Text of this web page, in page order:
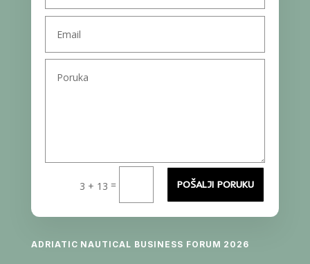
3 + 13 = POŠALJI PORUKU
ADRIATIC NAUTICAL BUSINESS FORUM 2026